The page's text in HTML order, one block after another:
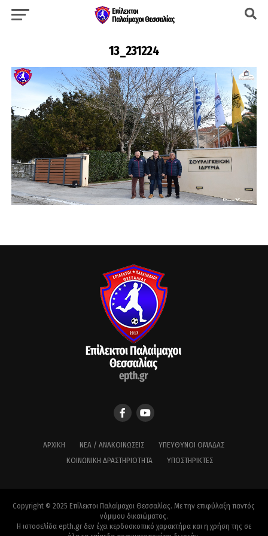
13_231224
ΑΡΧΙΚΉ ΝΈΑ / ΑΝΑΚΟΙΝΏΣΕΙΣ
ΥΠΕΎΘΥΝΟΙ ΟΜΆΔΑΣ
ΚΟΙΝΩΝΙΚΉ ΔΡΑΣΤΗΡΙΌΤΗΤΑ
ΥΠΟΣΤΗΡΙΚΤΈΣ
Copyright © 2025 Επίλεκτοι Παλαίμαχοι Θεσσαλίας. Με την επιφύλαξη παντός
νόμιμου δικαιώματος.
Η ιστοσελίδα epth.gr δεν έχει κερδοσκοπικό χαρακτήρα και η χρήση της σε